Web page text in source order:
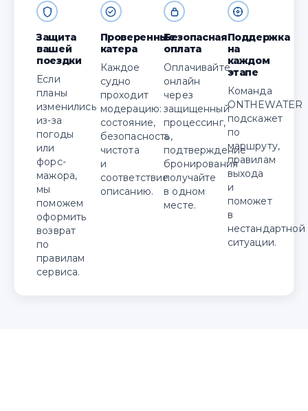
Защита
вашей
поездки
Если
планы
изменились
из-за
погоды
или
форс-
мажора,
мы
поможем
оформить
возврат
по
правилам
сервиса.
Проверенные
катера
Каждое
судно
проходит
модерацию:
состояние,
безопасность,
чистота
и
соответствие
описанию.
Безопасная
оплата
Оплачивайте
онлайн
через
защищенный
процессинг,
а
подтверждение
бронирования
получайте
в одном
месте.
Поддержка
на
каждом
этапе
Команда
ONTHEWATER
подскажет
по
маршруту,
правилам
выхода
и
поможет
в
нестандартной
ситуации.